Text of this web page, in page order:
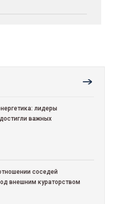
лидеры
важных
соседей
внешним кураторством